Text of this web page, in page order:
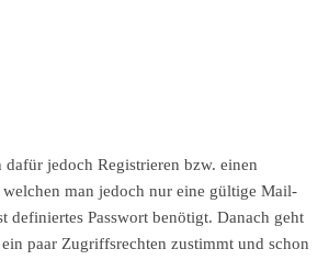
dafür jedoch Registrieren bzw. einen
man jedoch nur eine gültige Mail-
definiertes Passwort benötigt. Danach geht
paar Zugriffsrechten zustimmt und schon